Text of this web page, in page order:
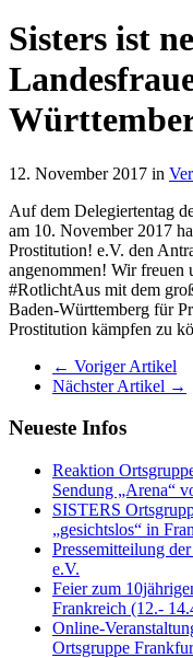
Sisters ist
12. November 2017 in
Auf dem Delegiertentag
am 10. November 2017
Prostitution! e.V. den
angenommen! Wir freuen
#RotlichtAus mit dem
Baden-Württemberg für
Prostitution kämpfen zu
← Voriger Artikel
Nächster Artikel →
Neueste Infos
Reaktion
Sendung „Arena“
SISTERS
„gesichtslos“ in
Pressemitteilung
e.V.
Feier zum
Frankreich (12.-
Online-
Ortsgruppe